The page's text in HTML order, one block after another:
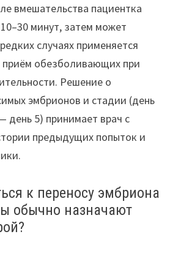
вмешательства пациентка
минут, затем может
случаях применяется
приём обезболивающих при
Решение о
эмбрионов и стадии (день
день 5) принимает врач с
предыдущих попыток и
к переносу эмбриона
обычно назначают